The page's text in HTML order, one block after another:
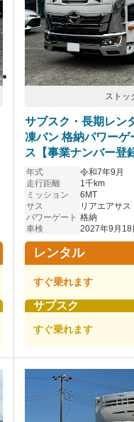
ストッ
サブスク・長期レ
凍バン 格納パワー
ス【事業ナンバー登
年式
令和7年9月
走行距離
1千km
ミッション
6MT
サス
リアエアサス
パワーゲート 格納
車検
2027年9月18
レンタル
すぐ乗れます
サブスク
すぐ乗れます